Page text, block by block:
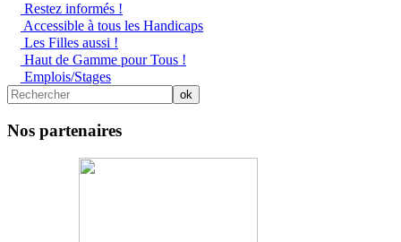
Restez informés !
Accessible à tous les Handicaps
Les Filles aussi !
Haut de Gamme pour Tous !
Emplois/Stages
Nos partenaires